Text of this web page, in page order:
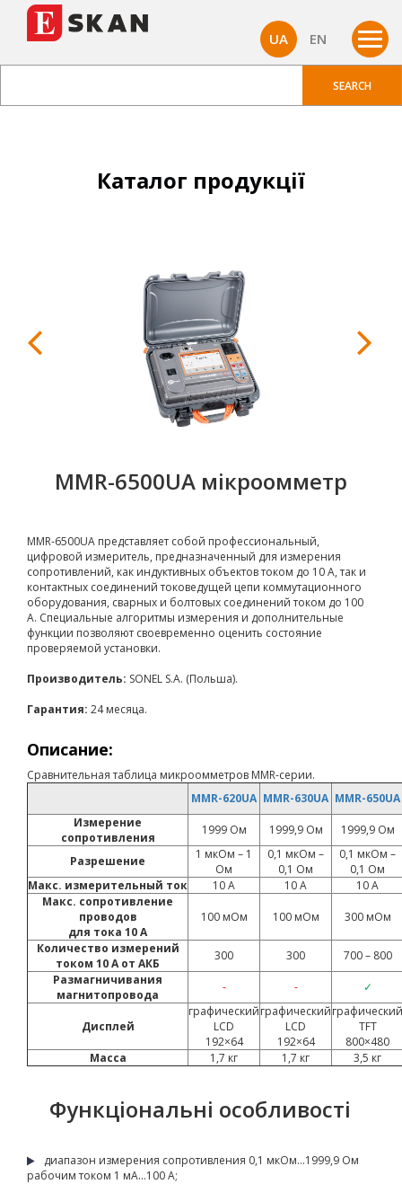
UA EN
Каталог продукції
MMR-6500UA мікроомметр
MMR-6500UA представляет собой профессиональный,
цифровой измеритель, предназначенный для измерения
сопротивлений, как индуктивных объектов током до 10 А, так и
контактных соединений токоведущей цепи коммутационного
оборудования, сварных и болтовых соединений током до 100
А. Специальные алгоритмы измерения и дополнительные
функции позволяют своевременно оценить состояние
проверяемой установки.
Производитель: SONEL S.A. (Польша).
Гарантия: 24 месяца.
Описание:
Сравнительная таблица микроомметров MMR-серии.
MMR-620UA MMR-630UA MMR-650UA
Измерение
сопротивления
1999 Ом 1999,9 Ом 1999,9 Ом
Разрешение
1 мкОм – 1
Ом
0,1 мкОм –
0,1 Ом
0,1 мкОм –
0,1 Ом
Макс. измерительный ток
10 А 10 А
10 А
Макс. сопротивление
проводов
для тока 10 А
100 мОм 100 мОм 300 мОм
Количество измерений
током 10 А от АКБ
300 300
700 – 800
Размагничивания
магнитопровода
- - ✓
Дисплей
графический
LCD
192×64
графический
LCD
192×64
графический
TFT
800×480
Масса
1,7 кг 1,7 кг 3,5 кг
Функціональні особливості
диапазон измерения сопротивления 0,1 мкОм…1999,9 Ом
рабочим током 1 мА…100 А;